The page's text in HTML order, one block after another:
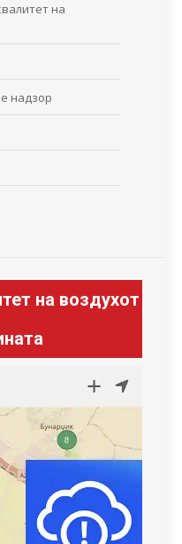
на
надзор
на воздухот